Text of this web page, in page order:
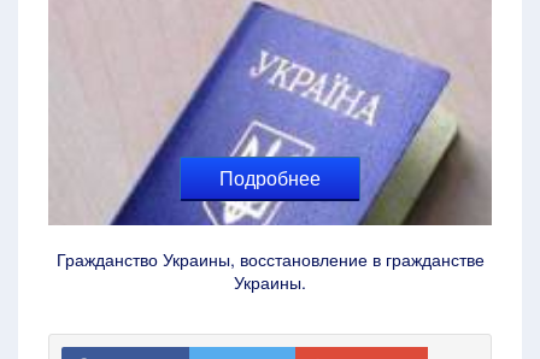
Подробнее
Гражданство Украины, восстановление в гражданстве
Украины.